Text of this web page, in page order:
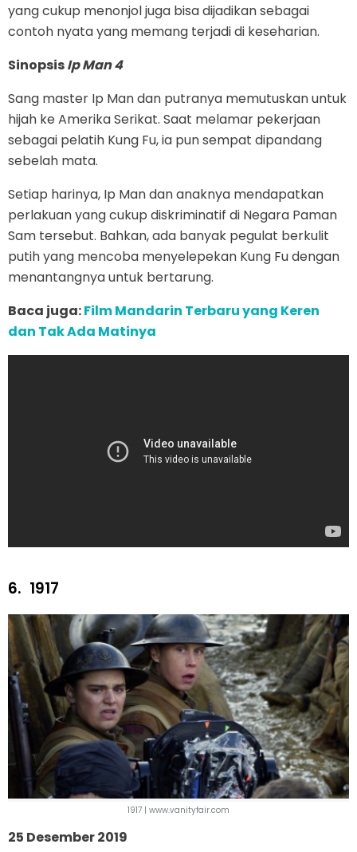
yang cukup menonjol juga bisa dijadikan sebagai
contoh nyata yang memang terjadi di keseharian.
SinopsisIp Man 4
Sang master Ip Man dan putranya memutuskan untuk
hijah ke Amerika Serikat. Saat melamar pekerjaan
sebagai pelatih Kung Fu, ia pun sempat dipandang
sebelah mata.
Setiap harinya, Ip Man dan anaknya mendapatkan
perlakuan yang cukup diskriminatif di Negara Paman
Sam tersebut. Bahkan, ada banyak pegulat berkulit
putih yang mencoba menyelepekan Kung Fu dengan
menantangnya untuk bertarung.
Baca juga:Film Mandarin Terbaru yang Keren
dan Tak Ada Matinya
6. 1917
1917 | www.vanityfair.com
25 Desember 2019